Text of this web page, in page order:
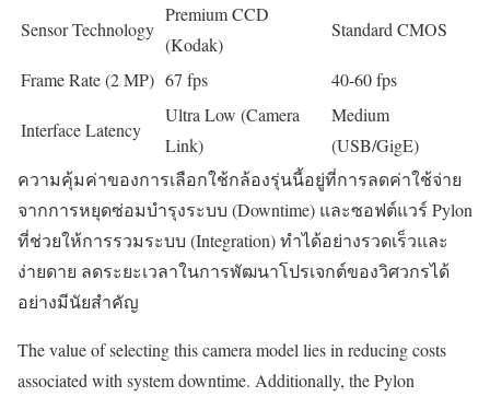
Sensor Technology
Premium CCD
(Kodak)
Standard CMOS
Frame Rate (2 MP) 67 fps 40-60 fps
Interface Latency
Ultra Low (Camera
Link)
Medium
(USB/GigE)
ความคุ้มค่าของการเลือกใช้กล้องรุ่นนี้อยู่ที่การลดค่าใช้จ่าย
จากการหยุดซ่อมบำรุงระบบ (Downtime) และซอฟต์แวร์ Pylon
ที่ช่วยให้การรวมระบบ (Integration) ทำได้อย่างรวดเร็วและ
ง่ายดาย ลดระยะเวลาในการพัฒนาโปรเจกต์ของวิศวกรได้
อย่างมีนัยสำคัญ
The value of selecting this camera model lies in reducing costs
associated with system downtime. Additionally, the Pylon